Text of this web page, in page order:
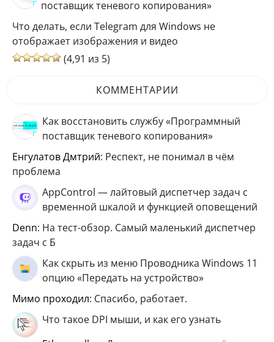
поставщик теневого копирования»
Что делать, если Telegram для Windows не
отображает изображения и видео
(4,91 из 5)
КОММЕНТАРИИ
Как восстановить службу «Программный
поставщик теневого копирования»
Енгулатов Дмтрий: Респект, не понимал в чём
проблема
AppControl — лайтовый диспетчер задач с
временной шкалой и функцией оповещений
Denn: На тест-обзор. Самый маленький диспетчер
задач с Б
Как скрыть из меню Проводника Windows 11
опцию «Передать на устройство»
мимо проходил: Спасибо, работает.
Что такое DPI мыши, и как его узнать